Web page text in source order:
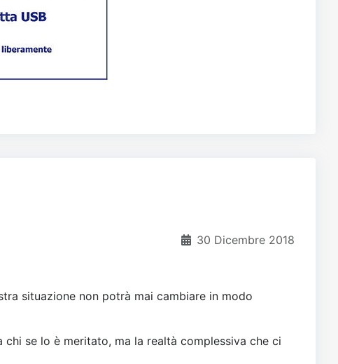
30 Dicembre 2018
situazione non potrà mai cambiare in modo
se lo è meritato, ma la realtà complessiva che ci